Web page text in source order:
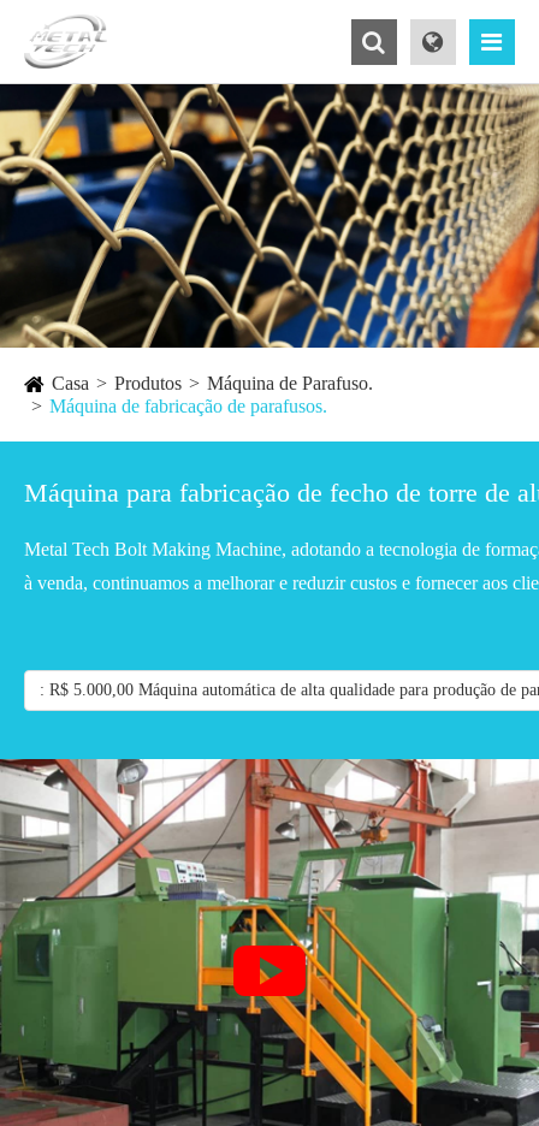
Casa Produtos
Máquina de Parafuso.
Máquina de fabricação de parafusos.
Máquina para fabricação de fecho de torre de
Metal Tech Bolt Making Machine, adotando a tecnologia de
à venda, continuamos a melhorar e reduzir custos e fornecer aos
: R$ 5.000,00 Máquina automática de alta qualidade para produção de
